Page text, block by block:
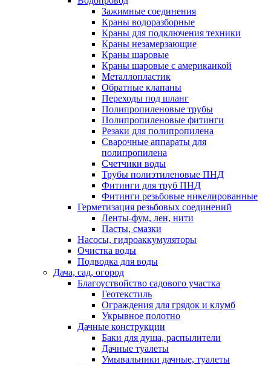
Зажимные соединения
Краны водоразборные
Краны для подключения техники
Краны незамерзающие
Краны шаровые
Краны шаровые с американкой
Металлопластик
Обратные клапаны
Переходы под шланг
Полипропиленовые трубы
Полипропиленовые фитинги
Резаки для полипропилена
Сварочные аппараты для
полипропилена
Счетчики воды
Трубы полиэтиленовые ПНД
Фитинги для труб ПНД
Фитинги резьбовые никелированные
Герметизация резьбовых соединений
Ленты-фум, лен, нити
Пасты, смазки
Насосы, гидроаккумуляторы
Очистка воды
Подводка для воды
Дача, сад, огород
Благоуствойство садового участка
Геотекстиль
Ограждения для грядок и клумб
Укрывное полотно
Дачные конструкции
Баки для душа, распылители
Дачные туалеты
Умывальники дачные, туалеты